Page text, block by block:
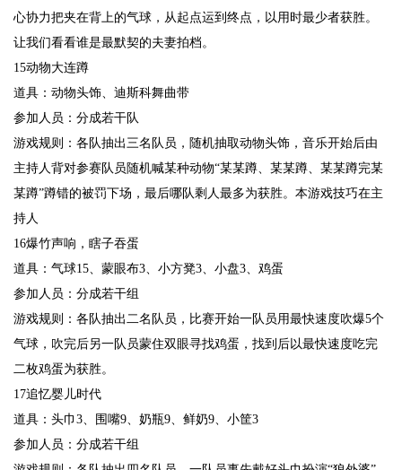
心协力把夹在背上的气球，从起点运到终点，以用时最少者获胜。
让我们看看谁是最默契的夫妻拍档。
15动物大连蹲
道具：动物头饰、迪斯科舞曲带
参加人员：分成若干队
游戏规则：各队抽出三名队员，随机抽取动物头饰，音乐开始后由
主持人背对参赛队员随机喊某种动物“某某蹲、某某蹲、某某蹲完某
某蹲”蹲错的被罚下场，最后哪队剩人最多为获胜。本游戏技巧在主
持人
16爆竹声响，瞎子吞蛋
道具：气球15、蒙眼布3、小方凳3、小盘3、鸡蛋
参加人员：分成若干组
游戏规则：各队抽出二名队员，比赛开始一队员用最快速度吹爆5个
气球，吹完后另一队员蒙住双眼寻找鸡蛋，找到后以最快速度吃完
二枚鸡蛋为获胜。
17追忆婴儿时代
道具：头巾3、围嘴9、奶瓶9、鲜奶9、小筐3
参加人员：分成若干组